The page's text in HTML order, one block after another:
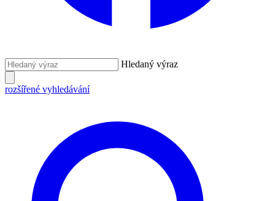
Hledaný výraz
rozšířené vyhledávání